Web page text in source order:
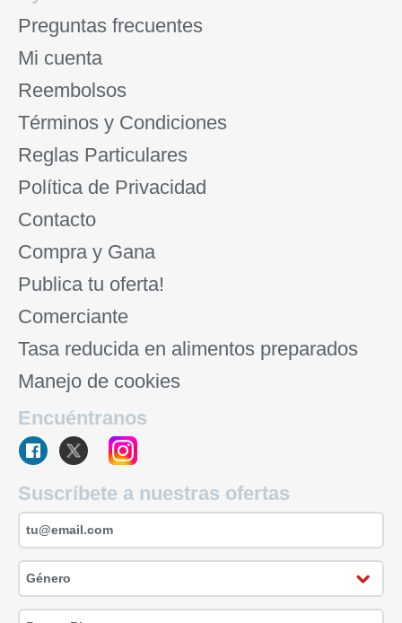
Preguntas frecuentes
Mi cuenta
Reembolsos
Términos y Condiciones
Reglas Particulares
Política de Privacidad
Contacto
Compra y Gana
Publica tu oferta!
Comerciante
Tasa reducida en alimentos preparados
Manejo de cookies
Encuéntranos
Suscríbete a nuestras ofertas